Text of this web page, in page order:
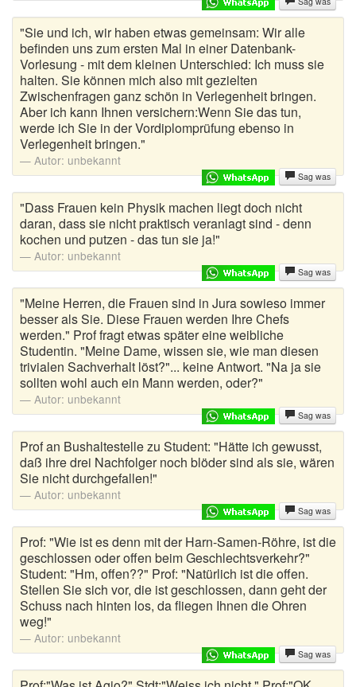
Versaute Witze
Viagra Witze
Weicheier
Weihnachtswitze
Wortwitze
Wusstest du schon
Zungenbrecher
Zufallswitz
"Sie und ich, wir haben etwas gemeinsam: Wir alle
befinden uns zum ersten Mal in einer Datenbank-
Vorlesung - mit dem kleinen Unterschied: Ich muss sie
halten. Sie können mich also mit gezielten
Zwischenfragen ganz schön in Verlegenheit bringen.
Aber ich kann Ihnen versichern:Wenn Sie das tun,
werde ich Sie in der Vordiplomprüfung ebenso in
Verlegenheit bringen."
Autor: unbekannt
Sag was
"Dass Frauen kein Physik machen liegt doch nicht
daran, dass sie nicht praktisch veranlagt sind - denn
kochen und putzen - das tun sie ja!"
Autor: unbekannt
Sag was
"Meine Herren, die Frauen sind in Jura sowieso immer
besser als Sie. Diese Frauen werden Ihre Chefs
werden." Prof fragt etwas später eine weibliche
Studentin. "Meine Dame, wissen sie, wie man diesen
trivialen Sachverhalt löst?"... keine Antwort. "Na ja sie
sollten wohl auch ein Mann werden, oder?"
Autor: unbekannt
Sag was
Prof an Bushaltestelle zu Student: "Hätte ich gewusst,
daß ihre drei Nachfolger noch blöder sind als sie, wären
Sie nicht durchgefallen!"
Autor: unbekannt
Sag was
Prof: "Wie ist es denn mit der Harn-Samen-Röhre, ist die
geschlossen oder offen beim Geschlechtsverkehr?"
Student: "Hm, offen??" Prof: "Natürlich ist die offen.
Stellen Sie sich vor, die ist geschlossen, dann geht der
Schuss nach hinten los, da fliegen Ihnen die Ohren
weg!"
Autor: unbekannt
Sag was